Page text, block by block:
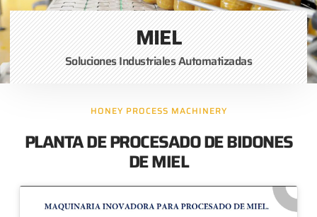
MIEL
Soluciones Industriales Automatizadas
HONEY PROCESS MACHINERY
PLANTA DE PROCESADO DE BIDONES
DE MIEL